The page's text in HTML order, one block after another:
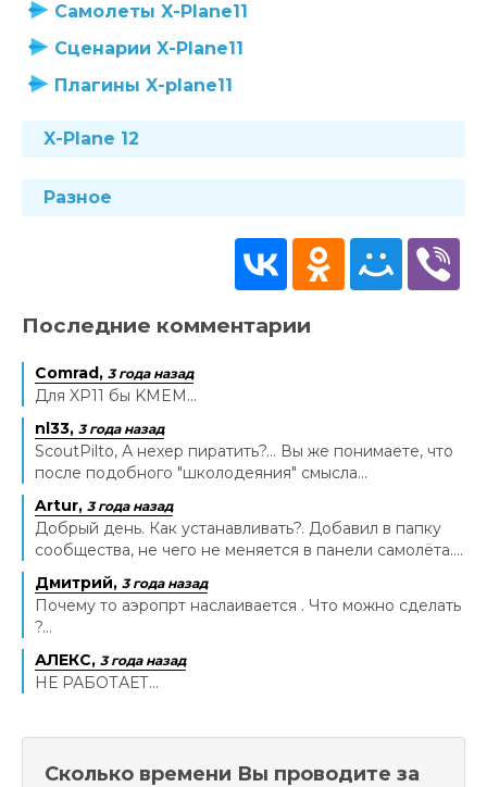
Самолеты X-Plane11
Сценарии X-Plane11
Плагины X-plane11
X-Plane 12
Разное
Последние комментарии
Comrad, 3 года назад
Для XP11 бы KMEM...
nl33, 3 года назад
ScoutPilto, А нехер пиратить?... Вы же понимаете, что
после подобного "школодеяния" смысла...
Artur, 3 года назад
Добрый день. Как устанавливать?. Добавил в папку
сообщества, не чего не меняется в панели самолёта....
Дмитрий, 3 года назад
Почему то аэропрт наслаивается . Что можно сделать
?...
АЛЕКС, 3 года назад
НЕ РАБОТАЕТ...
Сколько времени Вы проводите за